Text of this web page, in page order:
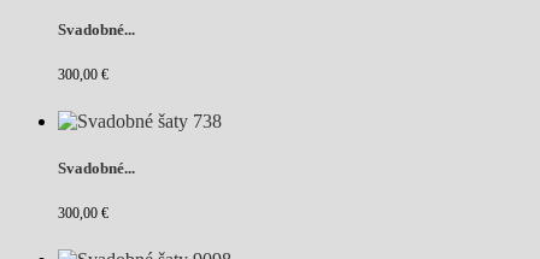
Svadobné...
300,00 €
Svadobné...
300,00 €